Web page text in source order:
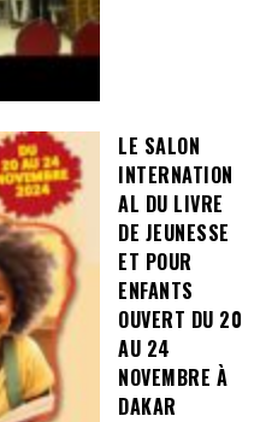
LE SALON
INTERNATION
AL DU LIVRE
DE JEUNESSE
ET POUR
ENFANTS
OUVERT DU 20
AU 24
NOVEMBRE À
DAKAR